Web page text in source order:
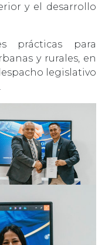
y el desarrollo
prácticas para
y rurales, en
legislativo